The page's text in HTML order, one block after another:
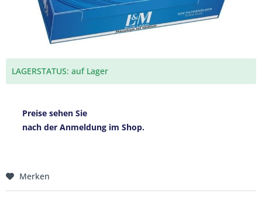
LAGERSTATUS: auf Lager
Preise sehen Sie
nach der Anmeldung im Shop.
Merken